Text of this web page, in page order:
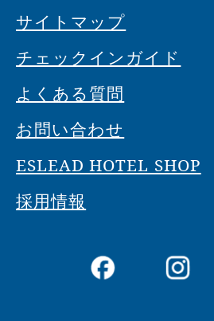
サイトマップ
チェックインガイド
よくある質問
お問い合わせ
ESLEAD HOTEL SHOP
採用情報